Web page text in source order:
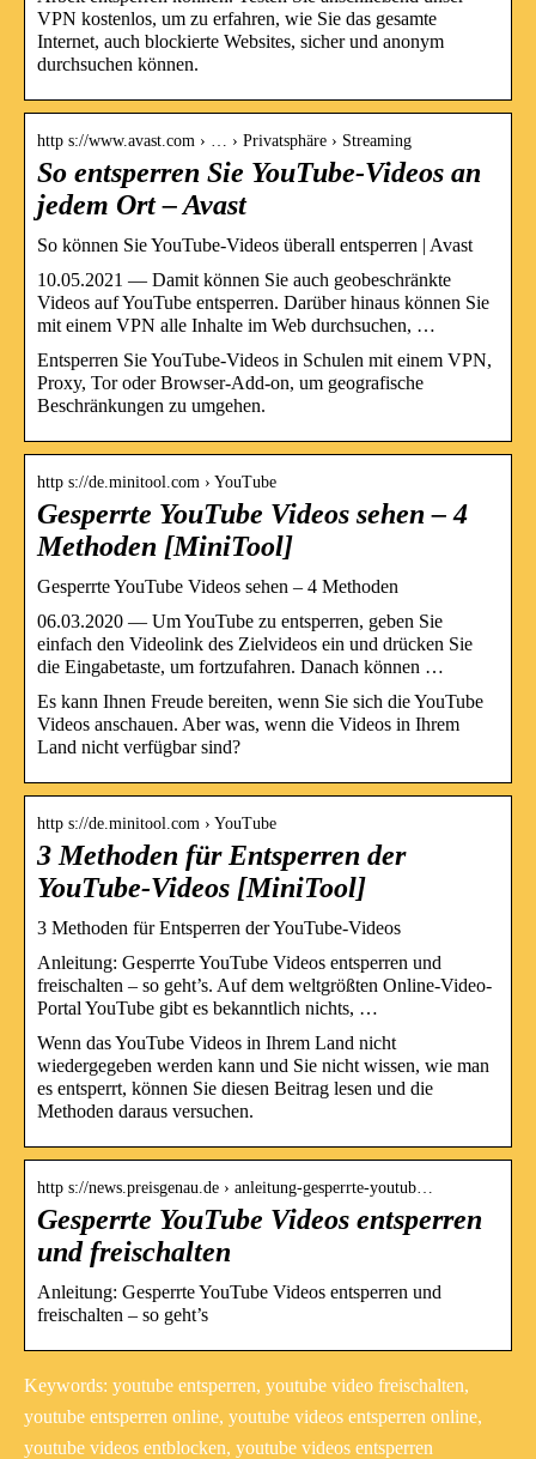
VPN kostenlos, um zu erfahren, wie Sie das gesamte
Internet, auch blockierte Websites, sicher und anonym
durchsuchen können.
http s://www.avast.com › … › Privatsphäre › Streaming
So entsperren Sie YouTube-Videos an
jedem Ort – Avast
So können Sie YouTube-Videos überall entsperren | Avast
10.05.2021 — Damit können Sie auch geobeschränkte
Videos auf YouTube entsperren. Darüber hinaus können Sie
mit einem VPN alle Inhalte im Web durchsuchen, …
Entsperren Sie YouTube-Videos in Schulen mit einem VPN,
Proxy, Tor oder Browser-Add-on, um geografische
Beschränkungen zu umgehen.
http s://de.minitool.com › YouTube
Gesperrte YouTube Videos sehen – 4
Methoden [MiniTool]
Gesperrte YouTube Videos sehen – 4 Methoden
06.03.2020 — Um YouTube zu entsperren, geben Sie
einfach den Videolink des Zielvideos ein und drücken Sie
die Eingabetaste, um fortzufahren. Danach können …
Es kann Ihnen Freude bereiten, wenn Sie sich die YouTube
Videos anschauen. Aber was, wenn die Videos in Ihrem
Land nicht verfügbar sind?
http s://de.minitool.com › YouTube
3 Methoden für Entsperren der
YouTube-Videos [MiniTool]
3 Methoden für Entsperren der YouTube-Videos
Anleitung: Gesperrte YouTube Videos entsperren und
freischalten – so geht’s. Auf dem weltgrößten Online-Video-
Portal YouTube gibt es bekanntlich nichts, …
Wenn das YouTube Videos in Ihrem Land nicht
wiedergegeben werden kann und Sie nicht wissen, wie man
es entsperrt, können Sie diesen Beitrag lesen und die
Methoden daraus versuchen.
http s://news.preisgenau.de › anleitung-gesperrte-youtub…
Gesperrte YouTube Videos entsperren
und freischalten
Anleitung: Gesperrte YouTube Videos entsperren und
freischalten – so geht’s
Keywords: youtube entsperren, youtube video freischalten,
youtube entsperren online, youtube videos entsperren online,
youtube videos entblocken, youtube videos entsperren